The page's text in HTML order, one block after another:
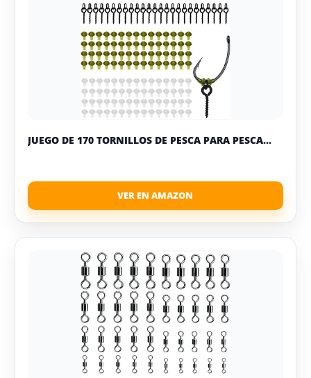
JUEGO DE 170 TORNILLOS DE PESCA PARA PESCA...